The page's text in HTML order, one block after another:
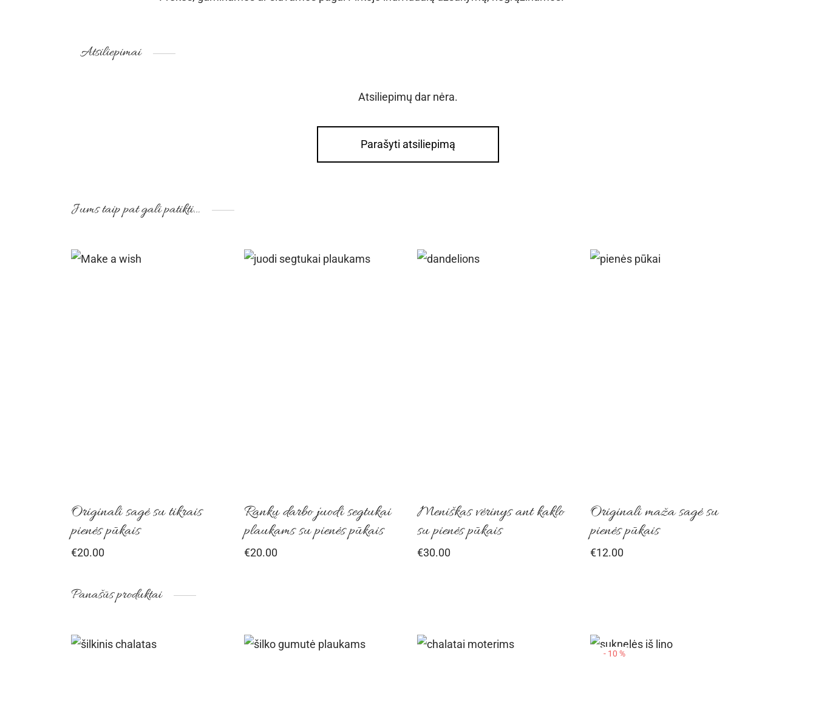
Atsiliepimai
Atsiliepimų dar nėra.
Parašyti atsiliepimą
Jums taip pat gali patikti…
Originali sagė su tikrais
pienės pūkais
€20.00
Rankų darbo juodi segtukai
plaukams su pienės pūkais
€20.00
Meniškas vėrinys ant kaklo
su pienės pūkais
€30.00
Originali maža sagė su
pienės pūkais
€12.00
Panašūs produktai
- 10 %